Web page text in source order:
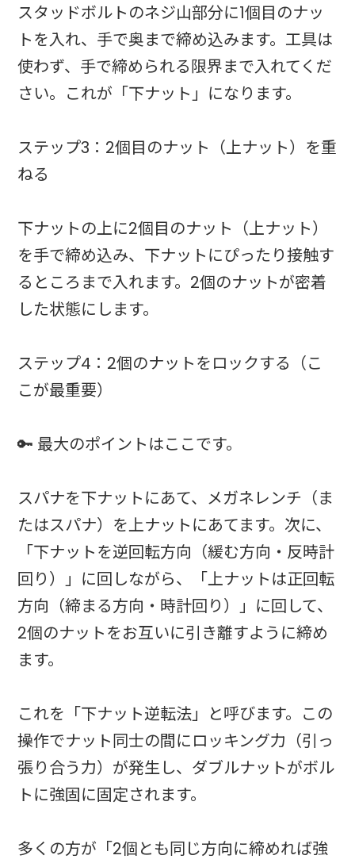
スタッドボルトのネジ山部分に1個目のナッ
トを入れ、手で奥まで締め込みます。工具は
使わず、手で締められる限界まで入れてくだ
さい。これが「下ナット」になります。
ステップ3：2個目のナット（上ナット）を重
ねる
下ナットの上に2個目のナット（上ナット）
を手で締め込み、下ナットにぴったり接触す
るところまで入れます。2個のナットが密着
した状態にします。
ステップ4：2個のナットをロックする（こ
こが最重要）
🔑 最大のポイントはここです。
スパナを下ナットにあて、メガネレンチ（ま
たはスパナ）を上ナットにあてます。次に、
「下ナットを逆回転方向（緩む方向・反時計
回り）」に回しながら、「上ナットは正回転
方向（締まる方向・時計回り）」に回して、
2個のナットをお互いに引き離すように締め
ます。
これを「下ナット逆転法」と呼びます。この
操作でナット同士の間にロッキング力（引っ
張り合う力）が発生し、ダブルナットがボル
トに強固に固定されます。
多くの方が「2個とも同じ方向に締めれば強